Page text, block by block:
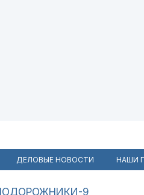
ДЕЛОВЫЕ НОВОСТИ НАШИ
9